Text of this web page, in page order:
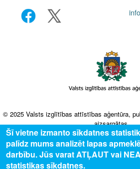
© 2025 Valsts izglītības attīstības aģentūra,
aizsargātas.
Šī vietne izmanto sīkdatnes
palīdz mums analizēt lapas
darbību. Jūs varat ATĻAUT vai
statistikas sīkdatnes.